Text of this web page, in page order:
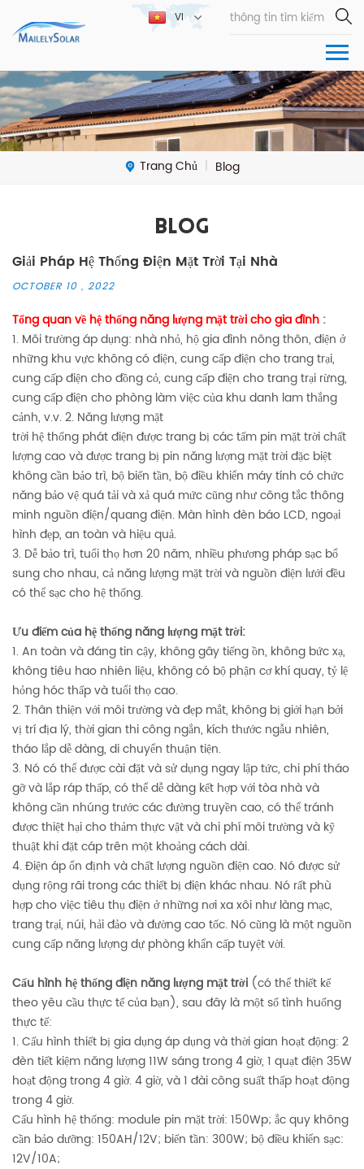
VI
Trang Chủ | Blog
Blog
Giải Pháp Hệ Thống Điện Mặt Trời Tại Nhà
OCTOBER 10 , 2022
Tổng quan về hệ thống năng lượng mặt trời cho gia đình :
1. Môi trường áp dụng: nhà nhỏ, hộ gia đình nông thôn, điện ở
những khu vực không có điện, cung cấp điện cho trang trại,
cung cấp điện cho đồng cỏ, cung cấp điện cho trang trại rừng,
cung cấp điện cho phòng làm việc của khu danh lam thắng
cảnh, v.v. 2. Năng lượng mặt
trời hệ thống phát điện được trang bị các tấm pin mặt trời chất
lượng cao và được trang bị pin năng lượng mặt trời đặc biệt
không cần bảo trì, bộ biến tần, bộ điều khiển máy tính có chức
năng bảo vệ quá tải và xả quá mức cũng như công tắc thông
minh nguồn điện/quang điện. Màn hình đèn báo LCD, ngoại
hình đẹp, an toàn và hiệu quả.
3. Dễ bảo trì, tuổi thọ hơn 20 năm, nhiều phương pháp sạc bổ
sung cho nhau, cả năng lượng mặt trời và nguồn điện lưới đều
có thể sạc cho hệ thống.
Ưu điểm của hệ thống năng lượng mặt trời:
1. An toàn và đáng tin cậy, không gây tiếng ồn, không bức xạ,
không tiêu hao nhiên liệu, không có bộ phận cơ khí quay, tỷ lệ
hỏng hóc thấp và tuổi thọ cao.
2. Thân thiện với môi trường và đẹp mắt, không bị giới hạn bởi
vị trí địa lý, thời gian thi công ngắn, kích thước ngẫu nhiên,
tháo lắp dễ dàng, di chuyển thuận tiện.
3. Nó có thể được cài đặt và sử dụng ngay lập tức, chi phí tháo
gỡ và lắp ráp thấp, có thể dễ dàng kết hợp với tòa nhà và
không cần nhúng trước các đường truyền cao, có thể tránh
được thiệt hại cho thảm thực vật và chi phí môi trường và kỹ
thuật khi đặt cáp trên một khoảng cách dài.
4. Điện áp ổn định và chất lượng nguồn điện cao. Nó được sử
dụng rộng rãi trong các thiết bị điện khác nhau. Nó rất phù
hợp cho việc tiêu thụ điện ở những nơi xa xôi như làng mạc,
trang trại, núi, hải đảo và đường cao tốc. Nó cũng là một nguồn
cung cấp năng lượng dự phòng khẩn cấp tuyệt vời.
Cấu hình hệ thống điện năng lượng mặt trời (có thể thiết kế
theo yêu cầu thực tế của bạn), sau đây là một số tình huống
thực tế:
1. Cấu hình thiết bị gia dụng áp dụng và thời gian hoạt động: 2
đèn tiết kiệm năng lượng 11W sáng trong 4 giờ, 1 quạt điện 35W
hoạt động trong 4 giờ. 4 giờ, và 1 đài công suất thấp hoạt động
trong 4 giờ.
Cấu hình hệ thống: module pin mặt trời: 150Wp; ắc quy không
cần bảo dưỡng: 150AH/12V; biến tần: 300W; bộ điều khiển sạc:
12V/10A;